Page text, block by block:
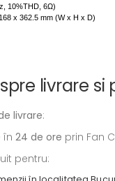
10%THD, 6Ω)
x 362.5 mm (W x H x D)
livrare si
livrare:
în 24 de ore prin Fan
pentru: